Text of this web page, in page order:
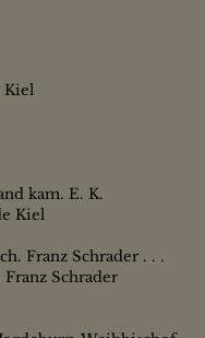
Kiel
kam. E. K.
Kiel
Franz Schrader . . .
Schrader